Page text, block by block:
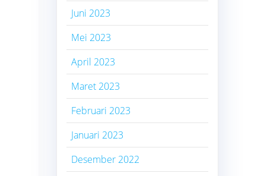
Juni 2023
Mei 2023
April 2023
Maret 2023
Februari 2023
Januari 2023
Desember 2022